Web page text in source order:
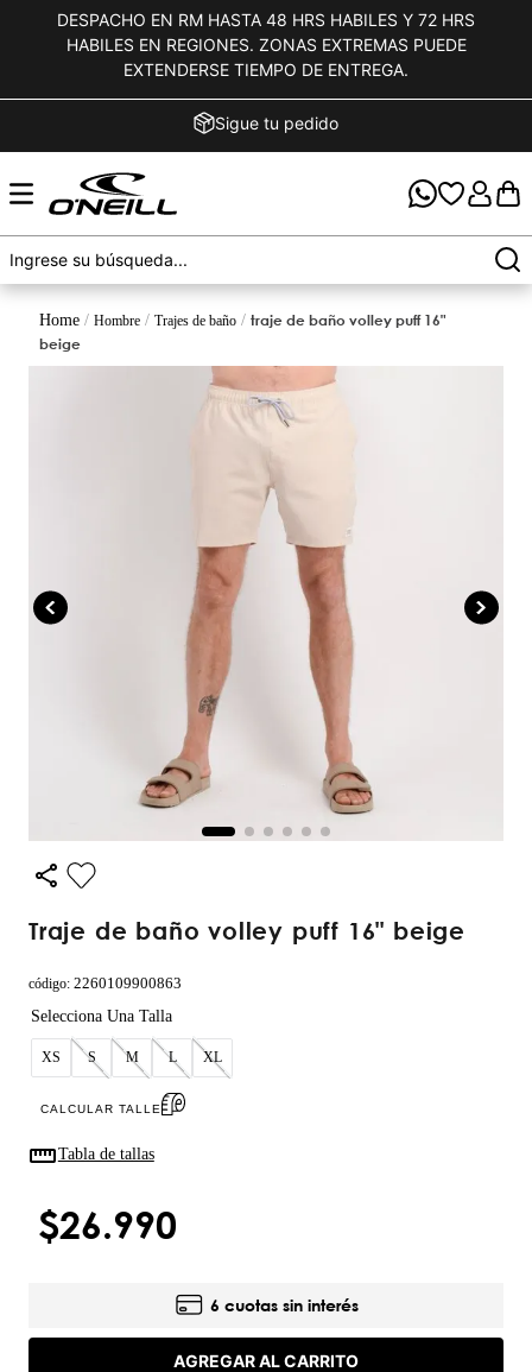
DESPACHO EN RM HASTA 48 HRS HABILES Y 72 HRS
HABILES EN REGIONES. ZONAS EXTREMAS PUEDE
EXTENDERSE TIEMPO DE ENTREGA.
Sigue tu pedido
hombre trajes de baño
traje de baño volley puff 16"
beige
traje de baño volley puff 16" beige
código: 2260109900863
XS S M L XL
CALCULAR TALLE
Tabla de tallas
$26.990
6 cuotas sin interés
AGREGAR AL CARRITO